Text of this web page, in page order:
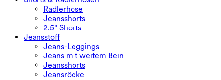
Radlerhose
Jeansshorts
2.5" Shorts
Jeansstoff
Jeans-Leggings
Jeans mit weitem Bein
Jeansshorts
Jeansröcke